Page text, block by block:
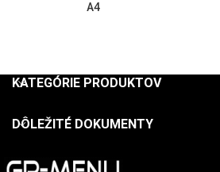
A4
KATEGÓRIE PRODUKTOV
DÔLEŽITÉ DOKUMENTY